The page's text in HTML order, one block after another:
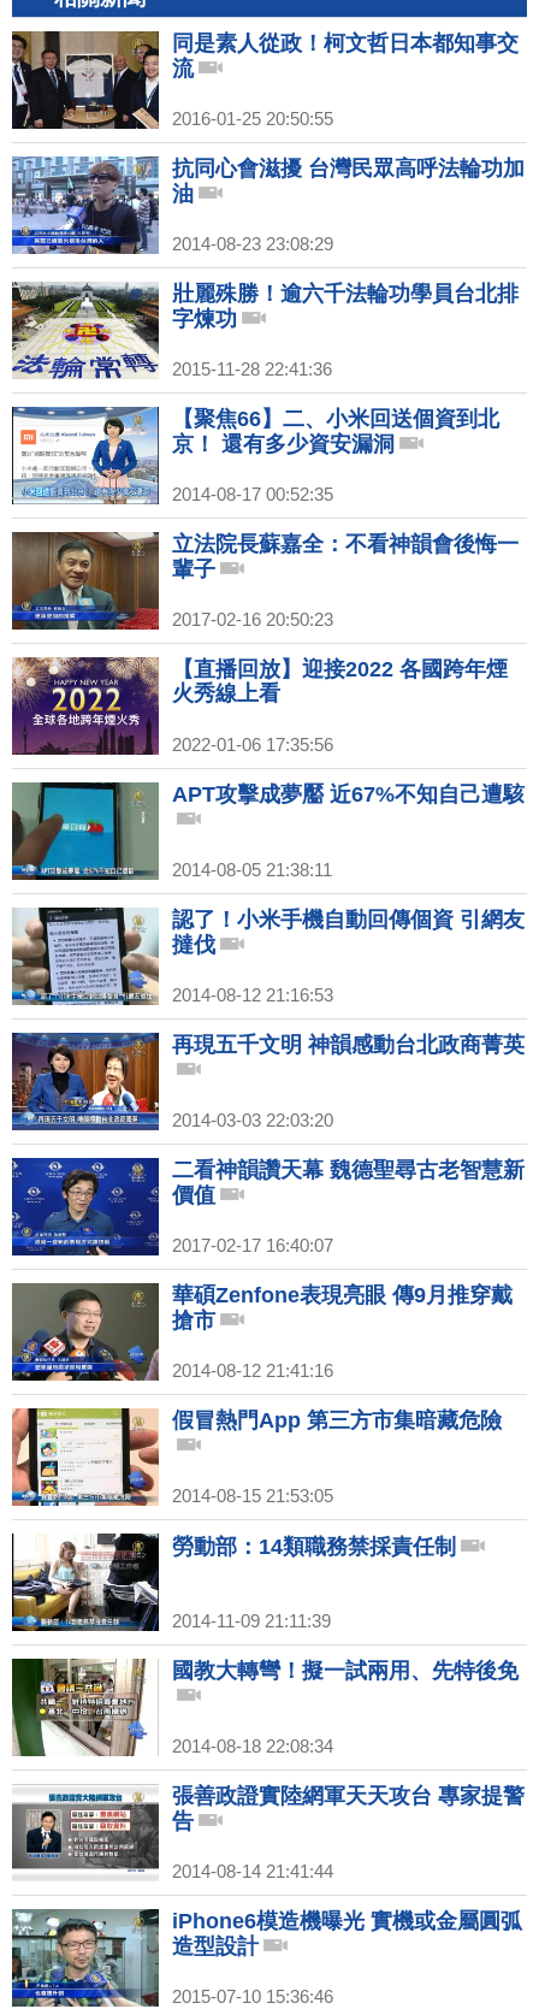
同是素人從政！柯文哲日本都知事交
流
2016-01-25 20:50:55
抗同心會滋擾 台灣民眾高呼法輪功加
油
2014-08-23 23:08:29
壯麗殊勝！逾六千法輪功學員台北排
字煉功
2015-11-28 22:41:36
【聚焦66】二、小米回送個資到北
京！ 還有多少資安漏洞
2014-08-17 00:52:35
立法院長蘇嘉全：不看神韻會後悔一
輩子
2017-02-16 20:50:23
【直播回放】迎接2022 各國跨年煙
火秀線上看
2022-01-06 17:35:56
APT攻擊成夢靨 近67%不知自己遭駭
2014-08-05 21:38:11
認了！小米手機自動回傳個資 引網友
撻伐
2014-08-12 21:16:53
再現五千文明 神韻感動台北政商菁英
2014-03-03 22:03:20
二看神韻讚天幕 魏德聖尋古老智慧新
價值
2017-02-17 16:40:07
華碩Zenfone表現亮眼 傳9月推穿戴
搶市
2014-08-12 21:41:16
假冒熱門App 第三方市集暗藏危險
2014-08-15 21:53:05
勞動部：14類職務禁採責任制
2014-11-09 21:11:39
國教大轉彎！擬一試兩用、先特後免
2014-08-18 22:08:34
張善政證實陸網軍天天攻台 專家提警
告
2014-08-14 21:41:44
iPhone6模造機曝光 實機或金屬圓弧
造型設計
2015-07-10 15:36:46